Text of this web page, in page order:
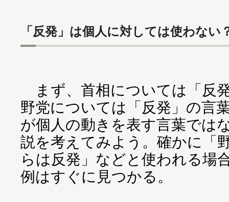
「反発」は個人に対しては使わない
まず、首相については「反
野党については「反発」の言
が個人の動きを表す言葉では
説を考えてみよう。確かに「
らは反発」などと使われる場
例はすぐに見つかる。